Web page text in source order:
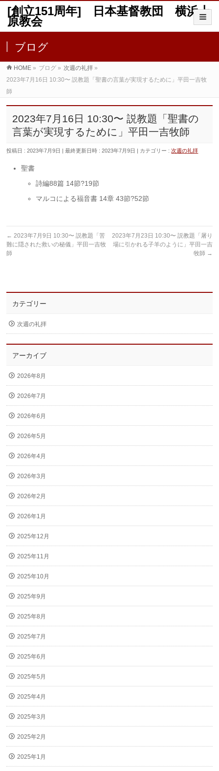
[創立151周年] 日本基督教団 横浜上
原教会
ブログ
HOME » ブログ » 次週の礼拝 »
2023年7月16日 10:30〜 説教題「聖書の言葉が実現するために」平田一吉牧
師
2023年7月16日 10:30〜 説教題「聖書の
言葉が実現するために」平田一吉牧師
投稿日 : 2023年7月9日 最終更新日時 : 2023年7月9日 カテゴリー :次週の礼拝
聖書
詩編88篇 14節?19節
マルコによる福音書 14章 43節?52節
← 2023年7月9日 10:30〜 説教題「苦
難に隠された救いの秘儀」平田一吉牧
師
2023年7月23日 10:30〜 説教題「屠り
場に引かれる子羊のように」平田一吉
牧師 →
カテゴリー
次週の礼拝
アーカイブ
2026年8月
2026年7月
2026年6月
2026年5月
2026年4月
2026年3月
2026年2月
2026年1月
2025年12月
2025年11月
2025年10月
2025年9月
2025年8月
2025年7月
2025年6月
2025年5月
2025年4月
2025年3月
2025年2月
2025年1月